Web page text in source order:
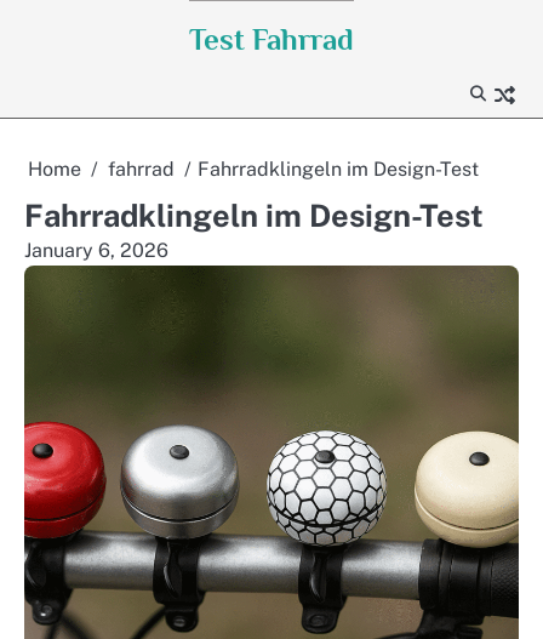
Test Fahrrad
Home fahrrad Fahrradklingeln im Design-Test
Fahrradklingeln im Design-Test
January 6, 2026